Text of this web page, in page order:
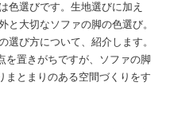
色選びです。生地選びに加え
と大切なソファの脚の色選び。
選び方について、紹介します。
を置きがちですが、ソファの脚
まとまりのある空間づくりをす